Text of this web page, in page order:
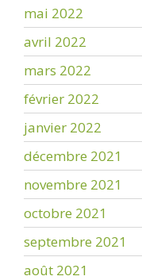
mai 2022
avril 2022
mars 2022
février 2022
janvier 2022
décembre 2021
novembre 2021
octobre 2021
septembre 2021
août 2021